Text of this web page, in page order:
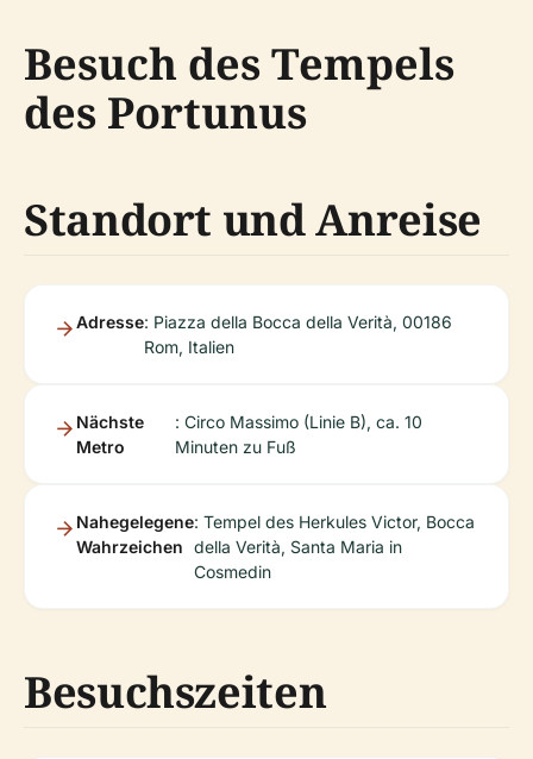
Besuch des Tempels
des Portunus
Standort und Anreise
Adresse: Piazza della Bocca della Verità, 00186
Rom, Italien
Nächste
Metro
: Circo Massimo (Linie B), ca. 10
Minuten zu Fuß
Nahegelegene
Wahrzeichen
: Tempel des Herkules Victor, Bocca
della Verità, Santa Maria in
Cosmedin
Besuchszeiten